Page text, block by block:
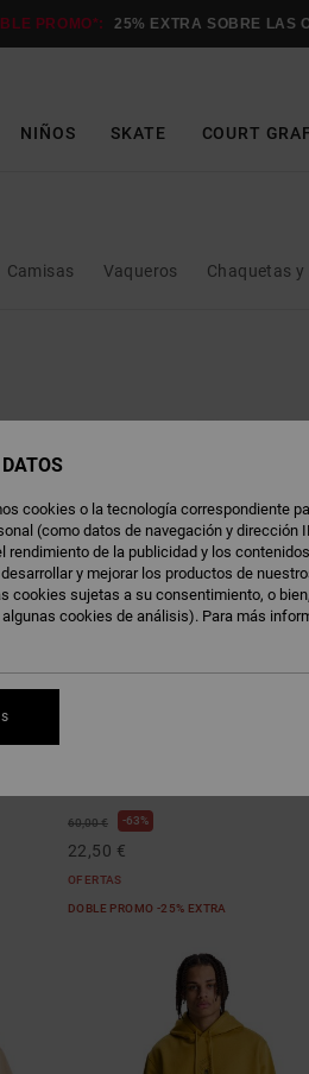
PROMO*: 25% EXTRA SOBRE LAS
NIÑOS SKATE COURT
Camisas Vaqueros Chaquetas y
60,00 € 63%
22,50 €
OFERTAS
DOBLE PROMO -25% EXTRA
cookies o la tecnología correspondiente
(como datos de navegación y dirección
rendimiento de la publicidad y los
y mejorar los productos de
cookies sujetas a su consentimiento, o
cookies de análisis). Para más